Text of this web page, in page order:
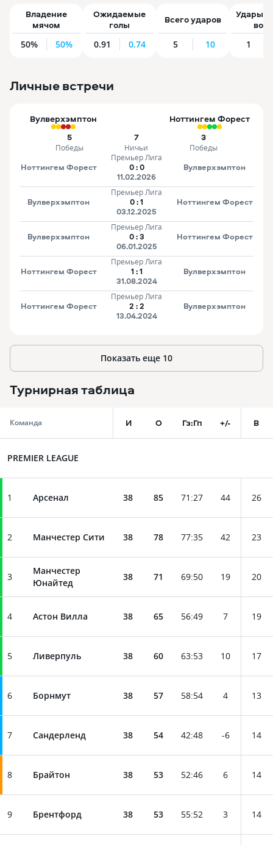
J. Arias
J. S. Larsen
J. Bellegarde
26
M. Sels
Владение
мячом
50%
50%
Ожидаемые
голы
0.91
0.74
Всего ударов
5 10
Удары в
1
Личные встречи
Вулверхэмптон
Ноттингем Форест
5
Победы
7
Ничьи
3
Победы
Ноттингем Форест
Премьер Лига
0:0
11.02.2026
Вулверхэмптон
Вулверхэмптон
Премьер Лига
0:1
03.12.2025
Ноттингем Форест
Вулверхэмптон
Премьер Лига
0:3
06.01.2025
Ноттингем Форест
Ноттингем Форест
Премьер Лига
1 :1
31.08.2024
Вулверхэмптон
Ноттингем Форест
Премьер Лига
2 :2
13.04.2024
Вулверхэмптон
Показать еще 10
Турнирная таблица
Команда И О Гз:Гп +/- В
PREMIER LEAGUE
1 Арсенал 38 85 71 :27 44 26
2 Манчестер Сити 38 78 77:35 42 23
3
Манчестер
Юнайтед
38 71 69:50 19 20
4 Астон Вилла 38 65 56:49 7 19
5 Ливерпуль 38 60 63:53 10 17
6 Борнмут 38 57 58:54 4 13
7 Сандерленд 38 54 42:48 -6 14
8 Брайтон 38 53 52:46 6 14
9 Брентфорд 38 53 55:52 3 14